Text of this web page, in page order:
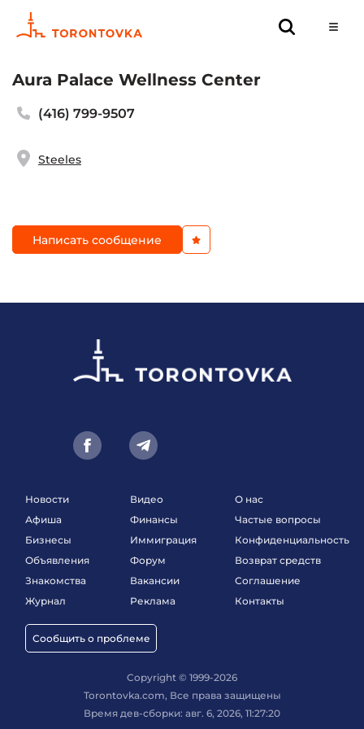
Aura Palace Wellness Center
(416) 799-9507
Steeles
Написать сообщение
Новости
Афиша
Бизнесы
Объявления
Знакомства
Журнал
Сообщить о проблеме
Видео
Финансы
Иммиграция
Форум
Вакансии
Реклама
О нас
Частые вопросы
Конфиденциальность
Возврат средств
Соглашение
Контакты
Copyright © 1999-2026
Torontovka.com, Все права защищены
Время дев-сборки: авг. 6, 2026, 11:27:20